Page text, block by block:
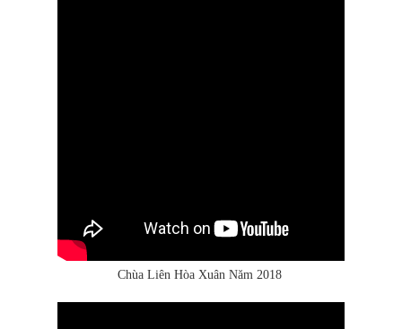
Chùa Liên Hòa Xuân Năm 2018